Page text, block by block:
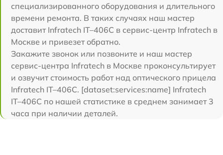
специализированного оборудования и длительного
времени ремонта. В таких случаях наш мастер
доставит Infratech IT–406С в сервис-центр Infratech в
Москве и привезет обратно.
Закажите звонок или позвоните и наш мастер
сервис-центра Infratech в Москве проконсультирует
и озвучит стоимость работ над оптического прицела
Infratech IT–406С. [dataset:services:name] Infratech
IT–406С по нашей статистике в среднем занимает 3
часа при наличии деталей.